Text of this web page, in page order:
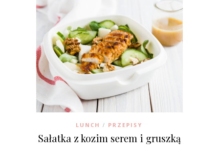
LUNCH / PRZEPISY
Sałatka z kozim serem i gruszką